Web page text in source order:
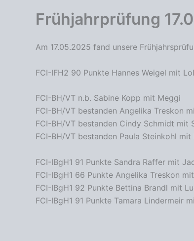
Frühjahrprüfung
Am 17.05.2025 fand unsere
FCI-IFH2 90 Punkte Hannes Weigel mit
FCI-BH/VT n.b. Sabine Kopp mit Meggi
FCI-BH/VT bestanden Angelika Treskon
FCI-BH/VT bestanden Cindy Schmidt mit
FCI-BH/VT bestanden Paula Steinkohl mit
FCI-IBgH1 91 Punkte Sandra Raffer mit
FCI-IBgH1 66 Punkte Angelika Treskon
FCI-IBgH1 92 Punkte Bettina Brandl mit
FCI-IBgH1 91 Punkte Tamara Lindermeir